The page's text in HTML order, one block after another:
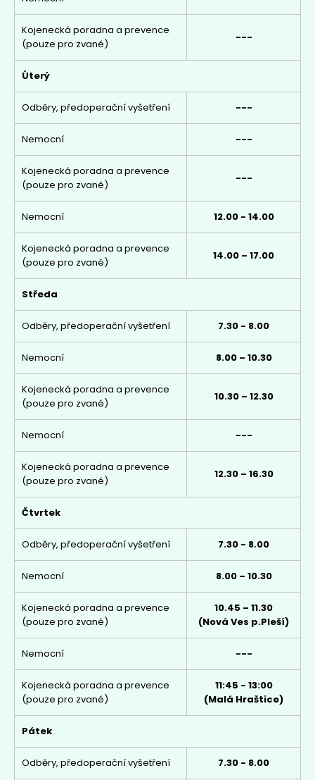
Kojenecká poradna a prevence
(pouze pro zvané)
---
Úterý
Odběry, předoperační vyšetření ---
Nemocní ---
Kojenecká poradna a prevence
(pouze pro zvané)
---
Nemocní 12.00 - 14.00
Kojenecká poradna a prevence
(pouze pro zvané)
14.00 – 17.00
Středa
Odběry, předoperační vyšetření 7.30 - 8.00
Nemocní 8.00 – 10.30
Kojenecká poradna a prevence
(pouze pro zvané)
10.30 – 12.30
Nemocní ---
Kojenecká poradna a prevence
(pouze pro zvané)
12.30 – 16.30
Čtvrtek
Odběry, předoperační vyšetření 7.30 - 8.00
Nemocní 8.00 – 10.30
Kojenecká poradna a prevence
(pouze pro zvané)
10.45 – 11.30
(Nová Ves p.Pleší)
Nemocní ---
Kojenecká poradna a prevence
(pouze pro zvané)
11:45 - 13:00
(Malá Hraštice)
Pátek
Odběry, předoperační vyšetření 7.30 - 8.00